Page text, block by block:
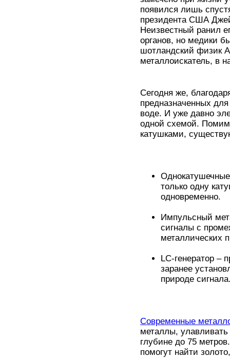
появился лишь
президента США
Неизвестный ранил
органов, но медики
шотландский физик
металлоискатель, в
Сегодня же,
предназначенных
воде. И уже давно
одной схемой.
катушками,
только одну
одновременно.
Импульсный
сигналы с
металлических
LC-генератор –
заранее
природе
Современные
металлы,
глубине до 75
помогут найти